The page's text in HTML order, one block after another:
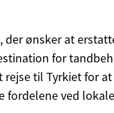
ønsker at
for
til Tyrkiet for at
fordelene ved